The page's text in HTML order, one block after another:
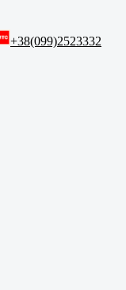
+38(099)2523332